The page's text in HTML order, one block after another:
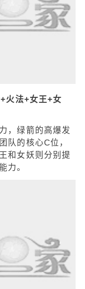
火法+女王+女
，绿箭的高爆发
队的核心C位，
和女妖则分别提
力。